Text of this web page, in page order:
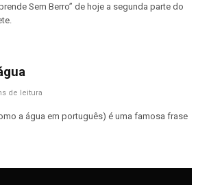
Sem Berro” de hoje a segunda parte do
de leitura
a água em português) é uma famosa frase